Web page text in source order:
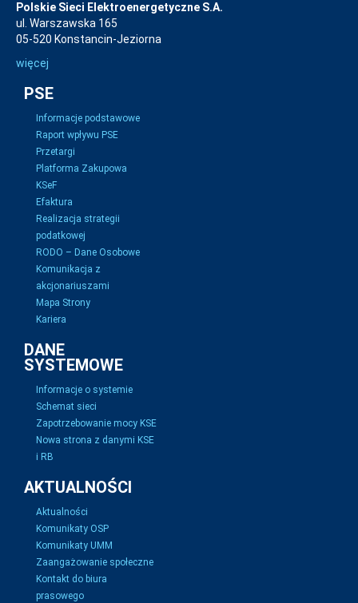
Polskie Sieci Elektroenergetyczne S.A.
ul. Warszawska 165
05-520 Konstancin-Jeziorna
więcej
PSE
Informacje podstawowe
Raport wpływu PSE
Przetargi
Platforma Zakupowa
KSeF
Efaktura
Realizacja strategii
podatkowej
RODO – Dane Osobowe
Komunikacja z
akcjonariuszami
Mapa Strony
Kariera
DANE
SYSTEMOWE
Informacje o systemie
Schemat sieci
Zapotrzebowanie mocy KSE
Nowa strona z danymi KSE
i RB
AKTUALNOŚCI
Aktualności
Komunikaty OSP
Komunikaty UMM
Zaangażowanie społeczne
Kontakt do biura
prasowego